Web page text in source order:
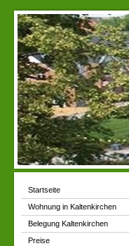
Startseite
Wohnung in Kaltenkirchen
Belegung Kaltenkirchen
Preise